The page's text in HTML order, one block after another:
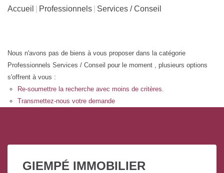
Accueil Professionnels Services / Conseil
Nous n'avons pas de biens à vous proposer dans la catégorie
Professionnels Services / Conseil pour le moment , plusieurs options
s'offrent à vous :
Re-soumettre la recherche avec moins de critères.
Transmettez-nous votre demande
GIEMPÉ IMMOBILIER